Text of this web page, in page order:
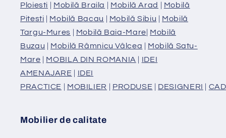
Ploiesti | Mobilă Braila | Mobilă Arad | Mobilă
Pitesti | Mobilă Bacau | Mobilă Sibiu | Mobilă
Targu-Mures | Mobilă Baia-Mare| Mobilă
Buzau | Mobilă Râmnicu Vâlcea | Mobilă Satu-
Mare | MOBILA DIN ROMANIA | IDEI
AMENAJARE | IDEI
PRACTICE | MOBILIER | PRODUSE | DESIGNERI |
Mobilier de calitate